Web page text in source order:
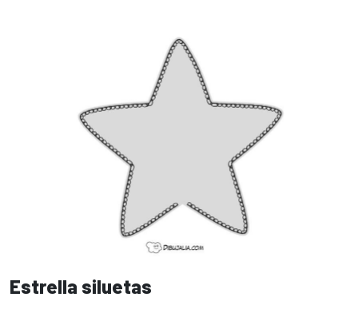
Estrella siluetas